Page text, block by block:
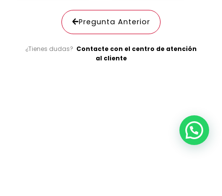
Pregunta Anterior
¿Tienes dudas? Contacte con el centro de atención
al cliente